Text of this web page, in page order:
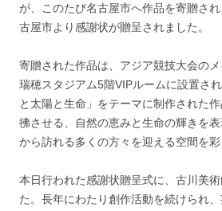
が、このたび名古屋市へ作品を寄贈さ
古屋市より感謝状が贈呈されました。
寄贈された作品は、アジア競技大会の
瑞穂スタジアム5階VIPルームに設置さ
と太陽と生命」をテーマに制作された
彿させる、自然の恵みと生命の輝きを
から訪れる多くの方々を迎える空間を彩
本日行われた感謝状贈呈式に、古川美
た。長年にわたり創作活動を続けられ